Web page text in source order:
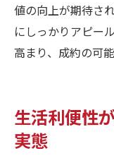
値の向上が期待さ
にしっかりアピー
高まり、成約の可
生活利便性
実態